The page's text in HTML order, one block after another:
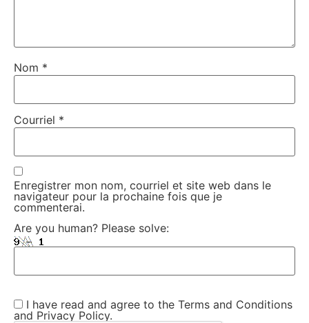
Nom *
Courriel *
Enregistrer mon nom, courriel et site web dans le
navigateur pour la prochaine fois que je
commenterai.
Are you human? Please solve:
I have read and agree to the Terms and Conditions
and Privacy Policy.